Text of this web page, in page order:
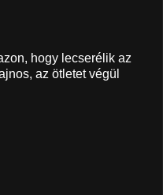
hogy lecserélik az
az ötletet végül